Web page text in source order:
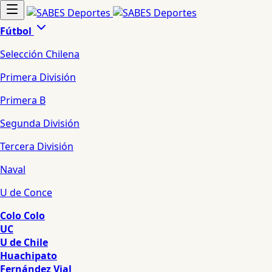
Fútbol
Selección Chilena
Primera División
Primera B
Segunda División
Tercera División
Naval
U de Conce
Colo Colo
UC
U de Chile
Huachipato
Fernández Vial